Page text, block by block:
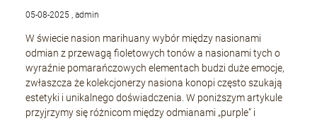
05-08-2025 , admin
W świecie nasion marihuany wybór między nasionami
odmian z przewagą fioletowych tonów a nasionami tych o
wyraźnie pomarańczowych elementach budzi duże emocje,
zwłaszcza że kolekcjonerzy nasiona konopi często szukają
estetyki i unikalnego doświadczenia. W poniższym artykule
przyjrzymy się różnicom między odmianami „purple” i